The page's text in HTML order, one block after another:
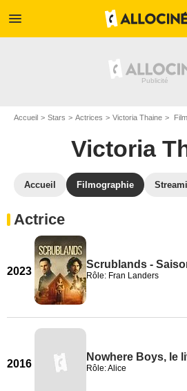
menu
Accueil Stars Actrices Victoria Thaine
Victoria
Accueil Filmographie
Actrice
2023
Scrublands -
Rôle: Fran Landers
2016
Nowhere Boys, le
Rôle: Alice